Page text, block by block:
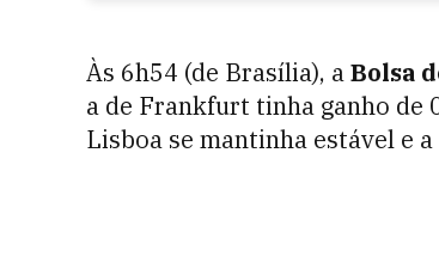
Às 6h54 (de Brasília), aBolsa
a de Frankfurt tinha ganho de
Lisboa se mantinha estável e